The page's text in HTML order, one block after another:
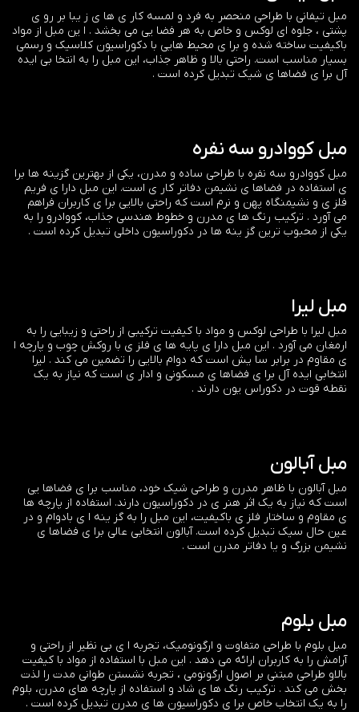
مبل تیفانی با طراحی منحصر به فرد و لمسه کار ی ها ی ز یبا بر رو ی
پشتی ، جلوه ای لوکس و خاص به هر فضا یی می بخشد . ا ین مبل از مواد
باکیفیت ساخته شده و برا ی محیط هایی با دکوراسیون کلاسیک و رسمی
بسیار مناسب است. راحتی بالا و ظاهر جذاب، این مبل را به انتخا بی ایده
آل برا ی فضاها ی شیک تبدیل کرده است .
مبل کووادرو سه نفره
مبل کووادرو سه نفره با طراحی ساده و مدرن، یکی از بهترین گزینه ها برا
ی استفاده در فضاها ی نشیمن دفاتر کار ی است. این مبل دارا ی فریم
فلز ی و نشیمنگاه پهن و نرم است که راحتی بالایی برا ی کاربران فراهم
می آورد . ترکیب رنگ ها ی مدرن و خطوط هندسی جذاب، کووادرو را به
یکی از محبوب ترین گز ینه ها در دکوراسیون داخلی تبدیل کرده است .
مبل لیرا
مبل لیرا با طراحی لوکس و مواد با کیفیت ترکیبی از راحتی و زیبایی را به
ارمغان می آورد . این مبل دارا ی پایه ها ی فلز ی با روکش چوب و پارچه ا
ی مقاوم در برابر سا یش است که دوام بالایی را تضمین می کند . لیرا
انتخابی ایده آل برا ی فضاها ی مسکونی و ادار ی است که نیاز به یک
نقطه قوت در دکوراس یون دارند .
مبل آبالون
مبل آبالون با ظاهر مدرن و طراحی شیک خود، مناسب برا ی فضاها یی
است که نیاز به یک اثر هنر ی در دکوراسیون دارند. استفاده از پارچه ها
ی مقاوم و ساختار فلز ی باکیفیت، این مبل را به گز ینه ا ی بادوام و در
عین حال سیک تبدیل کرده است. آبالون انتخابی عالی برا ی فضاها ی
نشیمن بزرگ و یا دفاتر مدرن است .
مبل بلوم
مبل بلوم با طراحی متفاوت و ارگونومیک، تجربه ا ی بی نظیر از راحتی و
آرامش را به کاربران ارائه می دهد . این مبل با استفاده از مواد با کیفیت
بالاو طراحی مبتنی بر اصول ارگونومی ، تجربه نشستن طوانی مدت را لذت
بخش می کند . ترکیب رنگ ها ی شاد و استفاده از پارچه های مدرن، بلوم
را به یک انتخاب خاص برا ی دکوراسیون ها ی مدرن تبدیل کرده است .